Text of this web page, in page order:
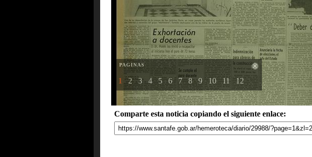
PAGINAS
1 2 3 4 5 6 7 8 9 10 11 12
Comparte esta noticia copiando el siguiente enlace: